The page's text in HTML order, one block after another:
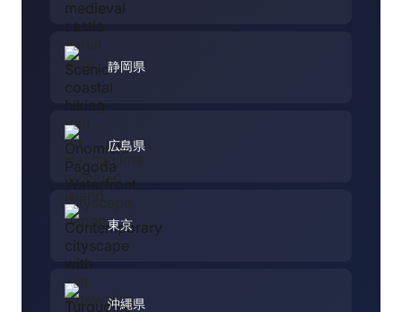
静岡県
広島県
東京
沖縄県